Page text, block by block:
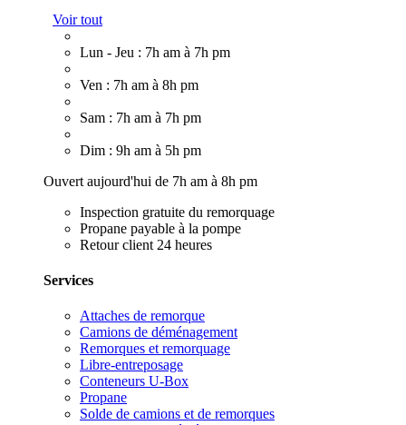
Voir tout
Lun - Jeu : 7h am à 7h pm
Ven : 7h am à 8h pm
Sam : 7h am à 7h pm
Dim : 9h am à 5h pm
Ouvert aujourd'hui de 7h am à 8h pm
Inspection gratuite du remorquage
Propane payable à la pompe
Retour client 24 heures
Services
Attaches de remorque
Camions de déménagement
Remorques et remorquage
Libre-entreposage
Conteneurs U-Box
Propane
Solde de camions et de remorques